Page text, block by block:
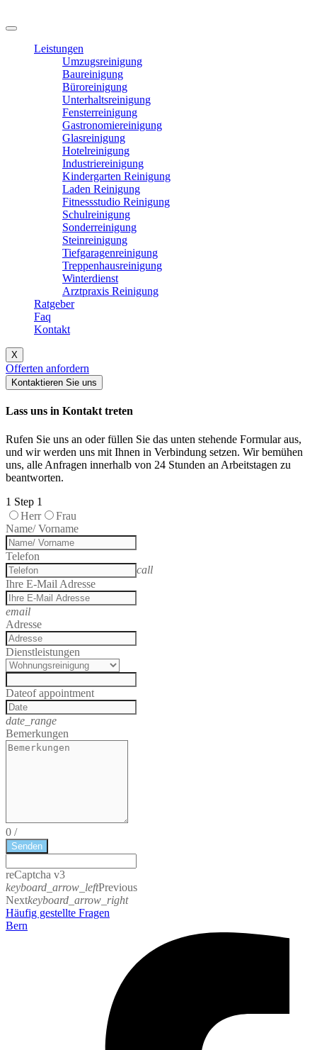
Leistungen
Umzugsreinigung
Baureinigung
Büroreinigung
Unterhaltsreinigung
Fensterreinigung
Gastronomiereinigung
Glasreinigung
Hotelreinigung
Industriereinigung
Kindergarten Reinigung
Laden Reinigung
Fitnessstudio Reinigung
Schulreinigung
Sonderreinigung
Steinreinigung
Tiefgaragenreinigung
Treppenhausreinigung
Winterdienst
Arztpraxis Reinigung
Ratgeber
Faq
Kontakt
X
Offerten anfordern
Kontaktieren Sie uns
Lass uns in Kontakt treten
Rufen Sie uns an oder füllen Sie das unten stehende Formular aus,
und wir werden uns mit Ihnen in Verbindung setzen. Wir bemühen
uns, alle Anfragen innerhalb von 24 Stunden an Arbeitstagen zu
beantworten.
1 Step 1
Herr
Frau
Name/ Vorname
Telefon
call
Ihre E-Mail Adresse
email
Adresse
Dienstleistungen
Dateof appointment
date_range
Bemerkungen
0 /
Senden
reCaptcha v3
keyboard_arrow_leftPrevious
Nextkeyboard_arrow_right
Häufig gestellte Fragen
Bern